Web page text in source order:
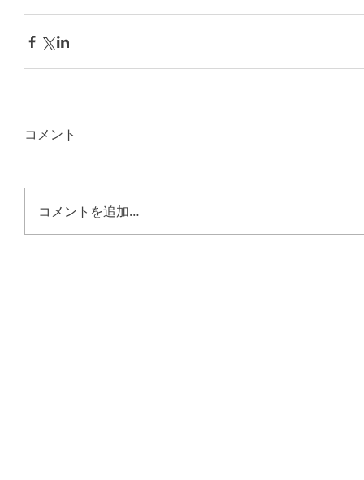
コメント
コメントを追加…